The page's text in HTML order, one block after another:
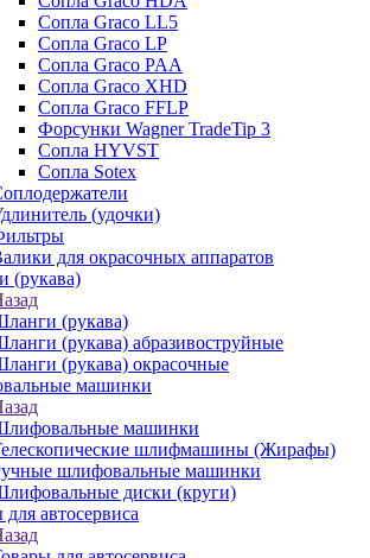
Сопла Graco LL5
Сопла Graco LP
Сопла Graco PAA
Сопла Graco XHD
Сопла Graco FFLP
Форсунки Wagner TradeTip 3
Сопла HYVST
Сопла Sotex
(удочки)
для окрасочных аппаратов
(рукава)
(рукава)
(рукава) абразивоструйные
(рукава) окрасочные
машинки
машинки
шлифмашины (Жирафы)
шлифовальные машинки
диски (круги)
автосервиса